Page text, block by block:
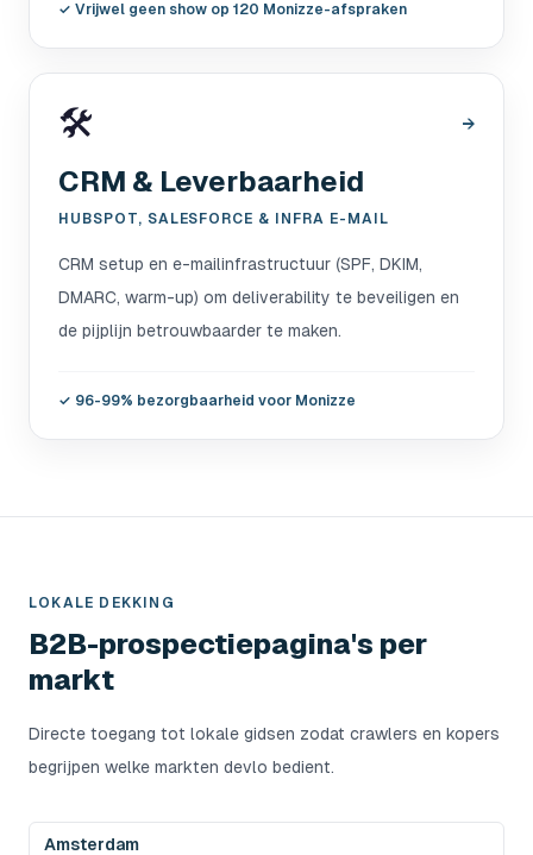
✓ Vrijwel geen show op 120 Monizze-afspraken
🛠️ →
CRM & Leverbaarheid
HUBSPOT, SALESFORCE & INFRA E-MAIL
CRM setup en e-mailinfrastructuur (SPF, DKIM,
DMARC, warm-up) om deliverability te beveiligen en
de pijplijn betrouwbaarder te maken.
✓ 96-99% bezorgbaarheid voor Monizze
LOKALE DEKKING
B2B-prospectiepagina's per
markt
Directe toegang tot lokale gidsen zodat crawlers en kopers
begrijpen welke markten devlo bedient.
Amsterdam